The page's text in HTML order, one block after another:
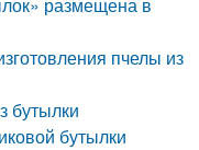
пчелы из
бутылки
бутылки